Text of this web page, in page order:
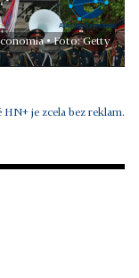
• Foto: Getty
HN+ je zcela bez reklam.